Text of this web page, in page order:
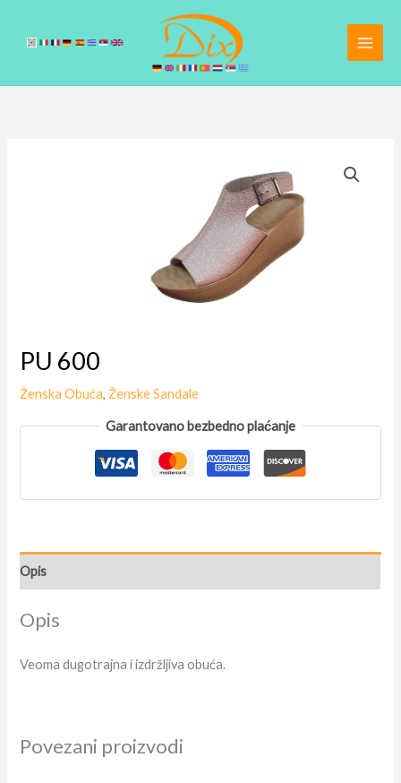
PU 600
Ženska Obuća, Ženske Sandale
Garantovano bezbedno plaćanje
Opis
Opis
Veoma dugotrajna i izdržljiva obuća.
Povezani proizvodi